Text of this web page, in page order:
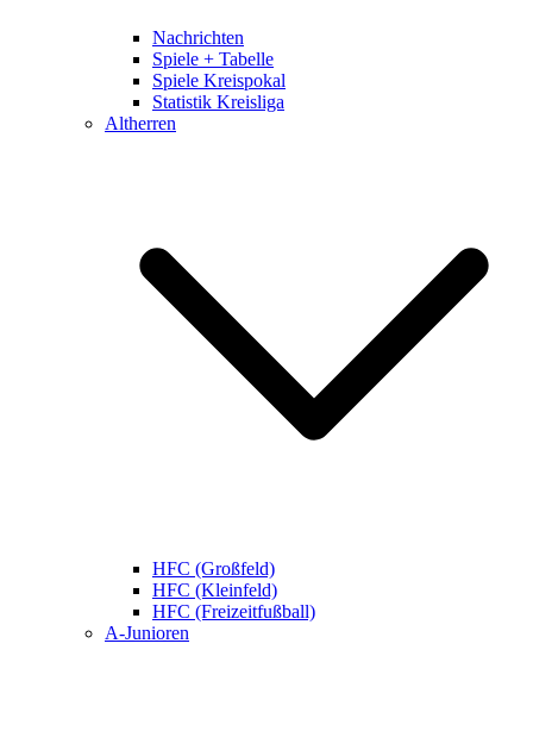
Nachrichten
Spiele + Tabelle
Spiele Kreispokal
Statistik Kreisliga
Altherren
HFC (Großfeld)
HFC (Kleinfeld)
HFC (Freizeitfußball)
A-Junioren